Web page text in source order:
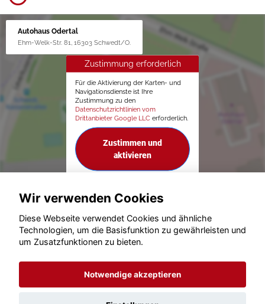
Autohaus Odertal
Ehm-Welk-Str. 81, 16303 Schwedt/O.
Zustimmung erforderlich
Für die Aktivierung der Karten- und
Navigationsdienste ist Ihre
Zustimmung zu den
Datenschutzrichtlinien vom
Drittanbieter Google LLC erforderlich.
Zustimmen und
aktivieren
© konjunkturmotor.de GmbH 2020 - 2026
Wir verwenden Cookies
Diese Webseite verwendet Cookies und ähnliche
Technologien, um die Basisfunktion zu gewährleisten und
um Zusatzfunktionen zu bieten.
Notwendige akzeptieren